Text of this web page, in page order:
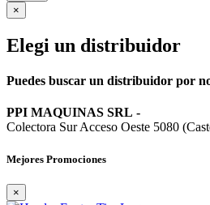
×
Elegi un distribuidor
Puedes buscar un distribuidor por
PPI MAQUINAS SRL -
Colectora Sur Acceso Oeste 5080
Mejores Promociones
×